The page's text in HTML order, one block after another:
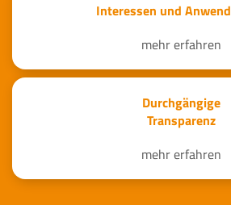
Interessen und
mehr erfahren
Durchgängige
Transparenz
mehr erfahren